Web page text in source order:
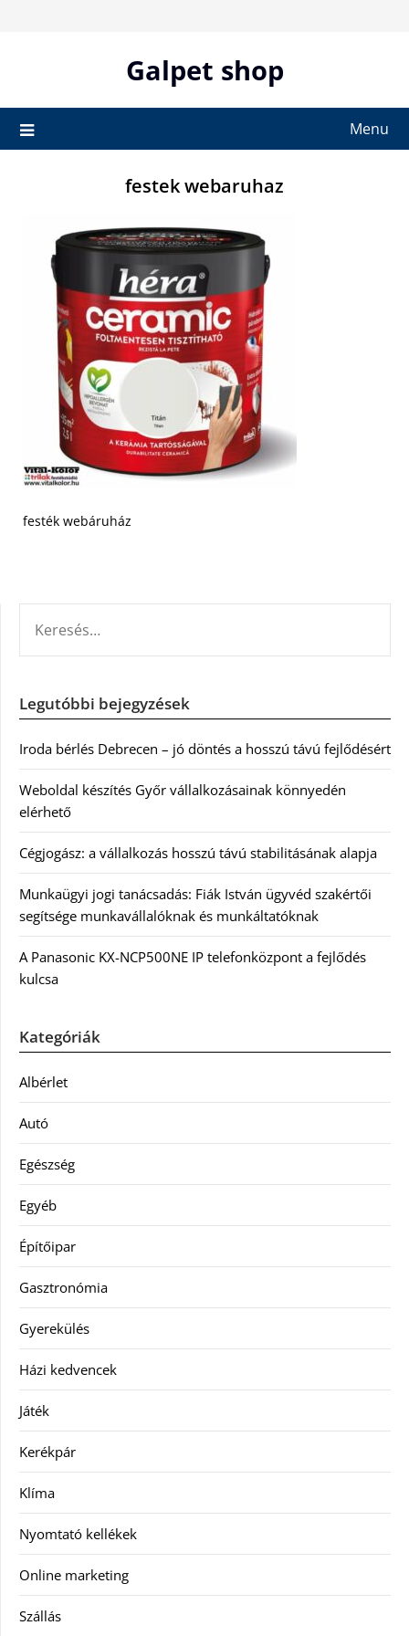
Galpet shop
Menu
festek webaruhaz
festék webáruház
Legutóbbi bejegyzések
Iroda bérlés Debrecen – jó döntés a hosszú távú fejlődésért
Weboldal készítés Győr vállalkozásainak könnyedén
elérhető
Cégjogász: a vállalkozás hosszú távú stabilitásának alapja
Munkaügyi jogi tanácsadás: Fiák István ügyvéd szakértői
segítsége munkavállalóknak és munkáltatóknak
A Panasonic KX-NCP500NE IP telefonközpont a fejlődés
kulcsa
Kategóriák
Albérlet
Autó
Egészség
Egyéb
Építőipar
Gasztronómia
Gyerekülés
Házi kedvencek
Játék
Kerékpár
Klíma
Nyomtató kellékek
Online marketing
Szállás